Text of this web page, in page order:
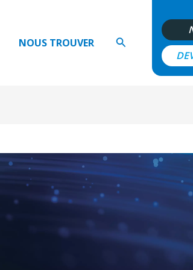
NOUS TROUVER Rechercher